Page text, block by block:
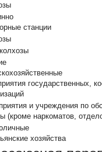
станции
государственных,
и учреждения по
(кроме наркоматов,
хозяйства